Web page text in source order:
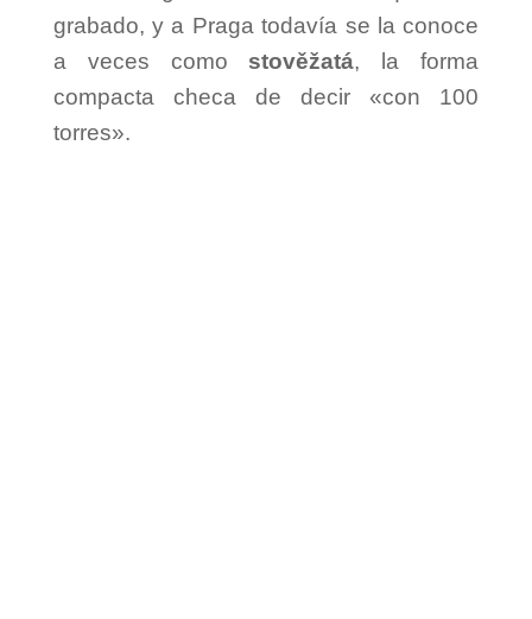
grabado, y a Praga todavía se la conoce
a veces como stověžatá, la forma
compacta checa de decir «con 100
torres».